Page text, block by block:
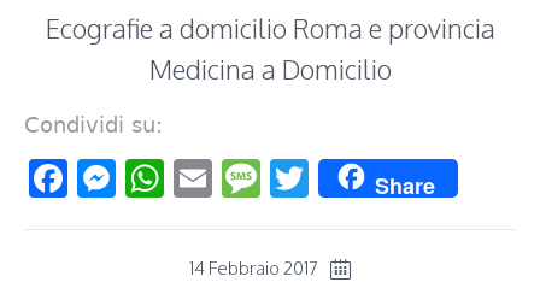
Ecografie a domicilio Roma e provincia
Medicina a Domicilio
Condividi su:
Facebook
Messenger
WhatsApp
EmailMessage
Twitter
Share
14 Febbraio 2017